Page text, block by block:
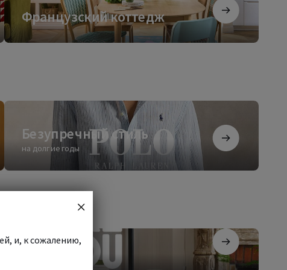
Французский коттедж
Французский
коттедж
Безупречный стиль
на долгие годы
Безупречный
и, к сожалению,